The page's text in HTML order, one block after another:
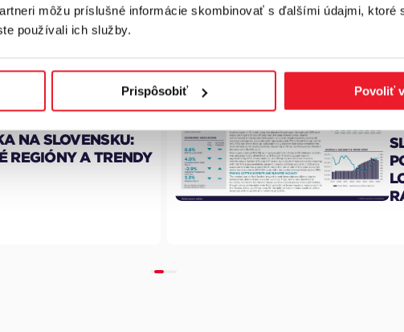
môžu príslušné informácie skombinovať s ďalšími údajmi, ktoré
používali ich služby.
Prispôsobiť Povoliť
NA SLOVENSKU:
REGIÓNY A TRENDY